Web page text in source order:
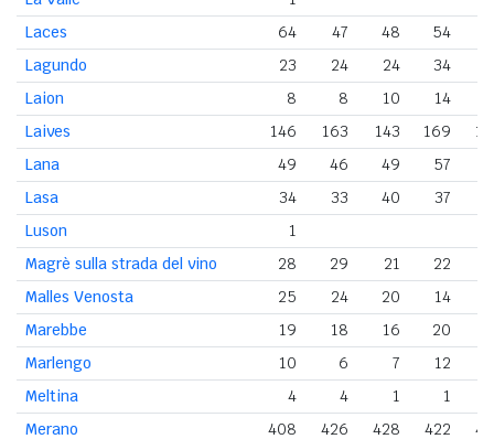
Laces
64 47 48 54
Lagundo
23 24 24 34
Laion
8 8 10 14
Laives
146 163 143 169
Lana
49 46 49 57
Lasa
34 33 40 37
Luson
1
Magrè sulla strada del vino
28 29 21 22
Malles Venosta
25 24 20 14
Marebbe
19 18 16 20
Marlengo
10 6 7 12
Meltina
4 4 1
1
Merano
408 426 428 422